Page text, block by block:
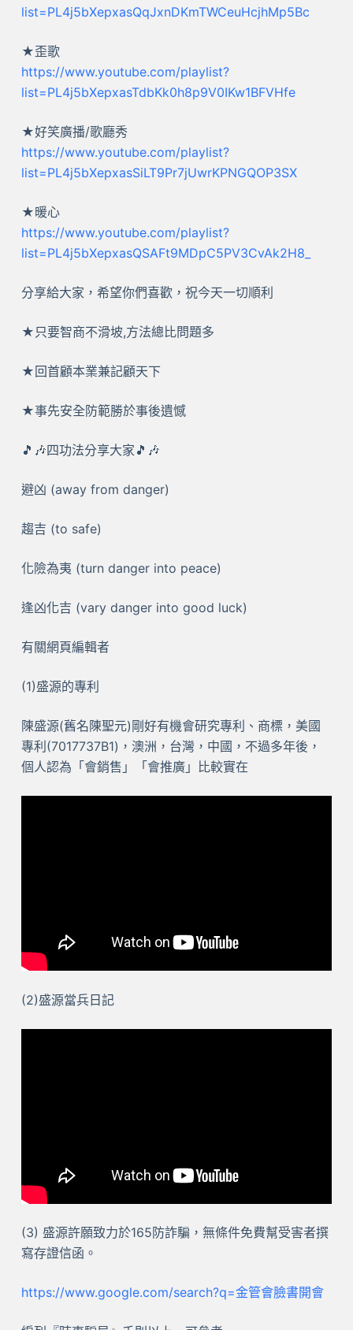
list=PL4j5bXepxasQqJxnDKmTWCeuHcjhMp5Bc
★歪歌
https://www.youtube.com/playlist?
list=PL4j5bXepxasTdbKk0h8p9V0IKw1BFVHfe
★好笑廣播/歌廳秀
https://www.youtube.com/playlist?
list=PL4j5bXepxasSiLT9Pr7jUwrKPNGQOP3SX
★暖心
https://www.youtube.com/playlist?
list=PL4j5bXepxasQSAFt9MDpC5PV3CvAk2H8_
分享給大家，希望你們喜歡，祝今天一切順利
★只要智商不滑坡,方法總比問題多
★回首顧本業兼記顧天下
★事先安全防範勝於事後遺憾
🎵🎶四功法分享大家🎵🎶
避凶 (away from danger)
趨吉 (to safe)
化險為夷 (turn danger into peace)
逢凶化吉 (vary danger into good luck)
有關網頁編輯者
(1)盛源的專利
陳盛源(舊名陳聖元)剛好有機會研究專利、商標，美國
專利(7017737B1)，澳洲，台灣，中國，不過多年後，
個人認為「會銷售」「會推廣」比較實在
(2)盛源當兵日記
(3) 盛源許願致力於165防詐騙，無條件免費幫受害者撰
寫存證信函。
https://www.google.com/search?q=金管會臉書開會